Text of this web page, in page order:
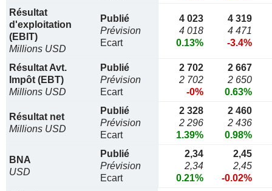
Résultat
d'exploitation
(EBIT)
Millions USD
Publié
Prévision
Ecart
4 023
4 018
0.13%
4 319
4 471
-3.4%
Résultat Avt.
Impôt (EBT)
Millions USD
Publié
Prévision
Ecart
2 702
2 702
-0%
2 667
2 650
0.63%
Résultat net
Millions USD
Publié
Prévision
Ecart
2 328
2 296
1.39%
2 460
2 436
0.98%
BNA
USD
Publié
Prévision
Ecart
2,34
2,34
0.21%
2,45
2,45
-0.02%